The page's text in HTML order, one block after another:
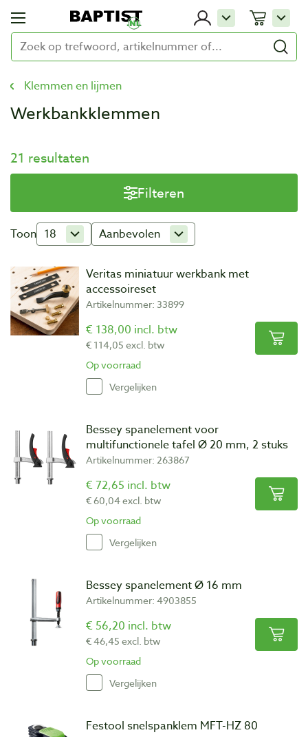
Klemmen en lijmen
Werkbankklemmen
21 resultaten
Filteren
Toon 18 Aanbevolen
Veritas miniatuur werkbank met
accessoireset
Artikelnummer: 33899
€ 138,00 incl. btw
€ 114,05 excl. btw
Op voorraad
Vergelijken
Bessey spanelement voor
multifunctionele tafel Ø 20 mm, 2 stuks
Artikelnummer: 263867
€ 72,65 incl. btw
€ 60,04 excl. btw
Op voorraad
Vergelijken
Bessey spanelement Ø 16 mm
Artikelnummer: 4903855
€ 56,20 incl. btw
€ 46,45 excl. btw
Op voorraad
Vergelijken
Festool snelspanklem MFT-HZ 80